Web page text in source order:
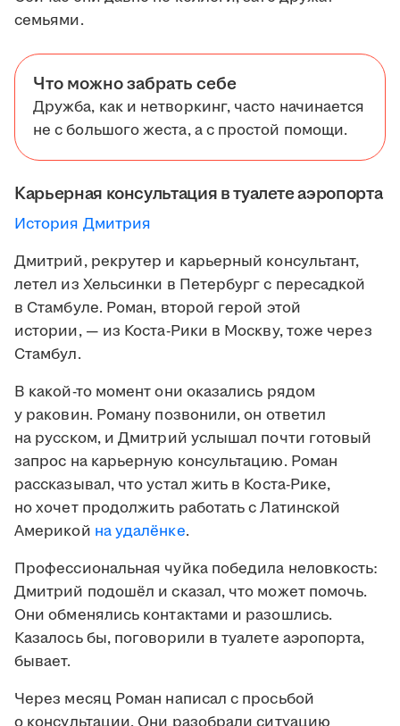
семьями.
Что можно забрать себе
Дружба, как и нетворкинг, часто начинается
не с большого жеста, а с простой помощи.
Карьерная консультация в туалете аэропорта
История Дмитрия
Дмитрий, рекрутер и карьерный консультант,
летел из Хельсинки в Петербург с пересадкой
в Стамбуле. Роман, второй герой этой
истории, — из Коста-Рики в Москву, тоже через
Стамбул.
В какой-то момент они оказались рядом
у раковин. Роману позвонили, он ответил
на русском, и Дмитрий услышал почти готовый
запрос на карьерную консультацию. Роман
рассказывал, что устал жить в Коста-Рике,
но хочет продолжить работать с Латинской
Америкой на удалёнке.
Профессиональная чуйка победила неловкость:
Дмитрий подошёл и сказал, что может помочь.
Они обменялись контактами и разошлись.
Казалось бы, поговорили в туалете аэропорта,
бывает.
Через месяц Роман написал с просьбой